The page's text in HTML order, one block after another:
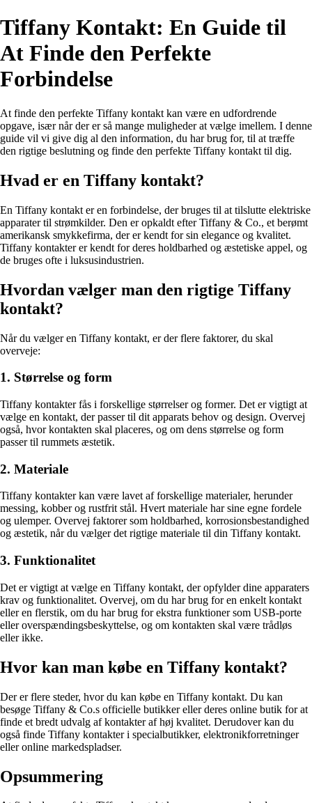
Tiffany Kontakt: En Guide til
At Finde den Perfekte
Forbindelse
At finde den perfekte Tiffany kontakt kan være en udfordrende
opgave, især når der er så mange muligheder at vælge imellem. I denne
guide vil vi give dig al den information, du har brug for, til at træffe
den rigtige beslutning og finde den perfekte Tiffany kontakt til dig.
Hvad er en Tiffany kontakt?
En Tiffany kontakt er en forbindelse, der bruges til at tilslutte elektriske
apparater til strømkilder. Den er opkaldt efter Tiffany & Co., et berømt
amerikansk smykkefirma, der er kendt for sin elegance og kvalitet.
Tiffany kontakter er kendt for deres holdbarhed og æstetiske appel, og
de bruges ofte i luksusindustrien.
Hvordan vælger man den rigtige Tiffany
kontakt?
Når du vælger en Tiffany kontakt, er der flere faktorer, du skal
overveje:
1. Størrelse og form
Tiffany kontakter fås i forskellige størrelser og former. Det er vigtigt at
vælge en kontakt, der passer til dit apparats behov og design. Overvej
også, hvor kontakten skal placeres, og om dens størrelse og form
passer til rummets æstetik.
2. Materiale
Tiffany kontakter kan være lavet af forskellige materialer, herunder
messing, kobber og rustfrit stål. Hvert materiale har sine egne fordele
og ulemper. Overvej faktorer som holdbarhed, korrosionsbestandighed
og æstetik, når du vælger det rigtige materiale til din Tiffany kontakt.
3. Funktionalitet
Det er vigtigt at vælge en Tiffany kontakt, der opfylder dine apparaters
krav og funktionalitet. Overvej, om du har brug for en enkelt kontakt
eller en flerstik, om du har brug for ekstra funktioner som USB-porte
eller overspændingsbeskyttelse, og om kontakten skal være trådløs
eller ikke.
Hvor kan man købe en Tiffany kontakt?
Der er flere steder, hvor du kan købe en Tiffany kontakt. Du kan
besøge Tiffany & Co.s officielle butikker eller deres online butik for at
finde et bredt udvalg af kontakter af høj kvalitet. Derudover kan du
også finde Tiffany kontakter i specialbutikker, elektronikforretninger
eller online markedspladser.
Opsummering